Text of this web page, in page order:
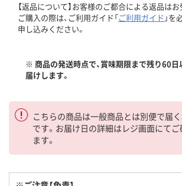
【返品について】お客様のご都合による返品はお
ご購入の際は、ご利用ガイド「ご利用ガイド 」を
申し込みください。
※ 商品の発送時点で、賞味期限まで残り60
届けします。
こちらの商品は一般商品とは別便で届
です。お届け日の詳細はレジ画面にて
ます。